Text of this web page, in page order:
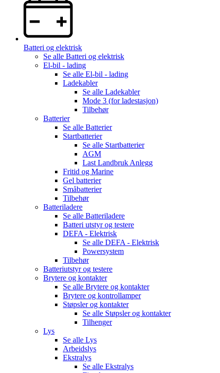
Batteri og elektrisk
Se alle Batteri og elektrisk
El-bil - lading
Se alle El-bil - lading
Ladekabler
Se alle Ladekabler
Mode 3 (for ladestasjon)
Tilbehør
Batterier
Se alle Batterier
Startbatterier
Se alle Startbatterier
AGM
Last Landbruk Anlegg
Fritid og Marine
Gel batterier
Småbatterier
Tilbehør
Batteriladere
Se alle Batteriladere
Batteri utstyr og testere
DEFA - Elektrisk
Se alle DEFA - Elektrisk
Powersystem
Tilbehør
Batteriutstyr og testere
Brytere og kontakter
Se alle Brytere og kontakter
Brytere og kontrollamper
Støpsler og kontakter
Se alle Støpsler og kontakter
Tilhenger
Lys
Se alle Lys
Arbeidslys
Ekstralys
Se alle Ekstralys